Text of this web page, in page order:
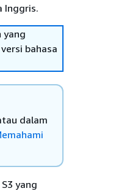
Inggris.
yang
bahasa
dalam
yang